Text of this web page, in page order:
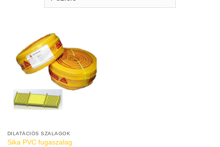
DILATÁCIÓS SZALAGOK
Sika PVC fugaszalag